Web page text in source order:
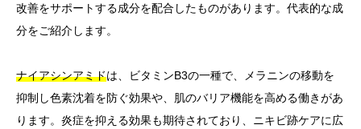
改善をサポートする成分を配合したものがあります。代表的な成
分をご紹介します。
ナイアシンアミドは、ビタミンB3の一種で、メラニンの移動を
抑制し色素沈着を防ぐ効果や、肌のバリア機能を高める働きがあ
ります。炎症を抑える効果も期待されており、ニキビ跡ケアに広